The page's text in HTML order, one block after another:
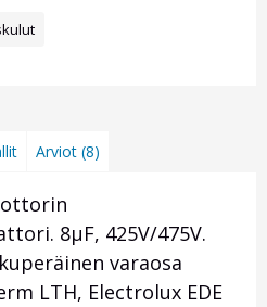
Arviot (8)
8µF, 425V/475V.
varaosa
LTH, Electrolux EDE